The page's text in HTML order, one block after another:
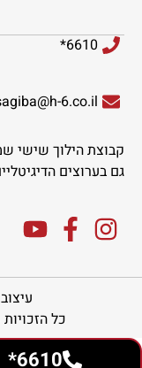
6610*
6610*
6.co.il
קבוצת הילוך שישי
גם בערוצים
כל